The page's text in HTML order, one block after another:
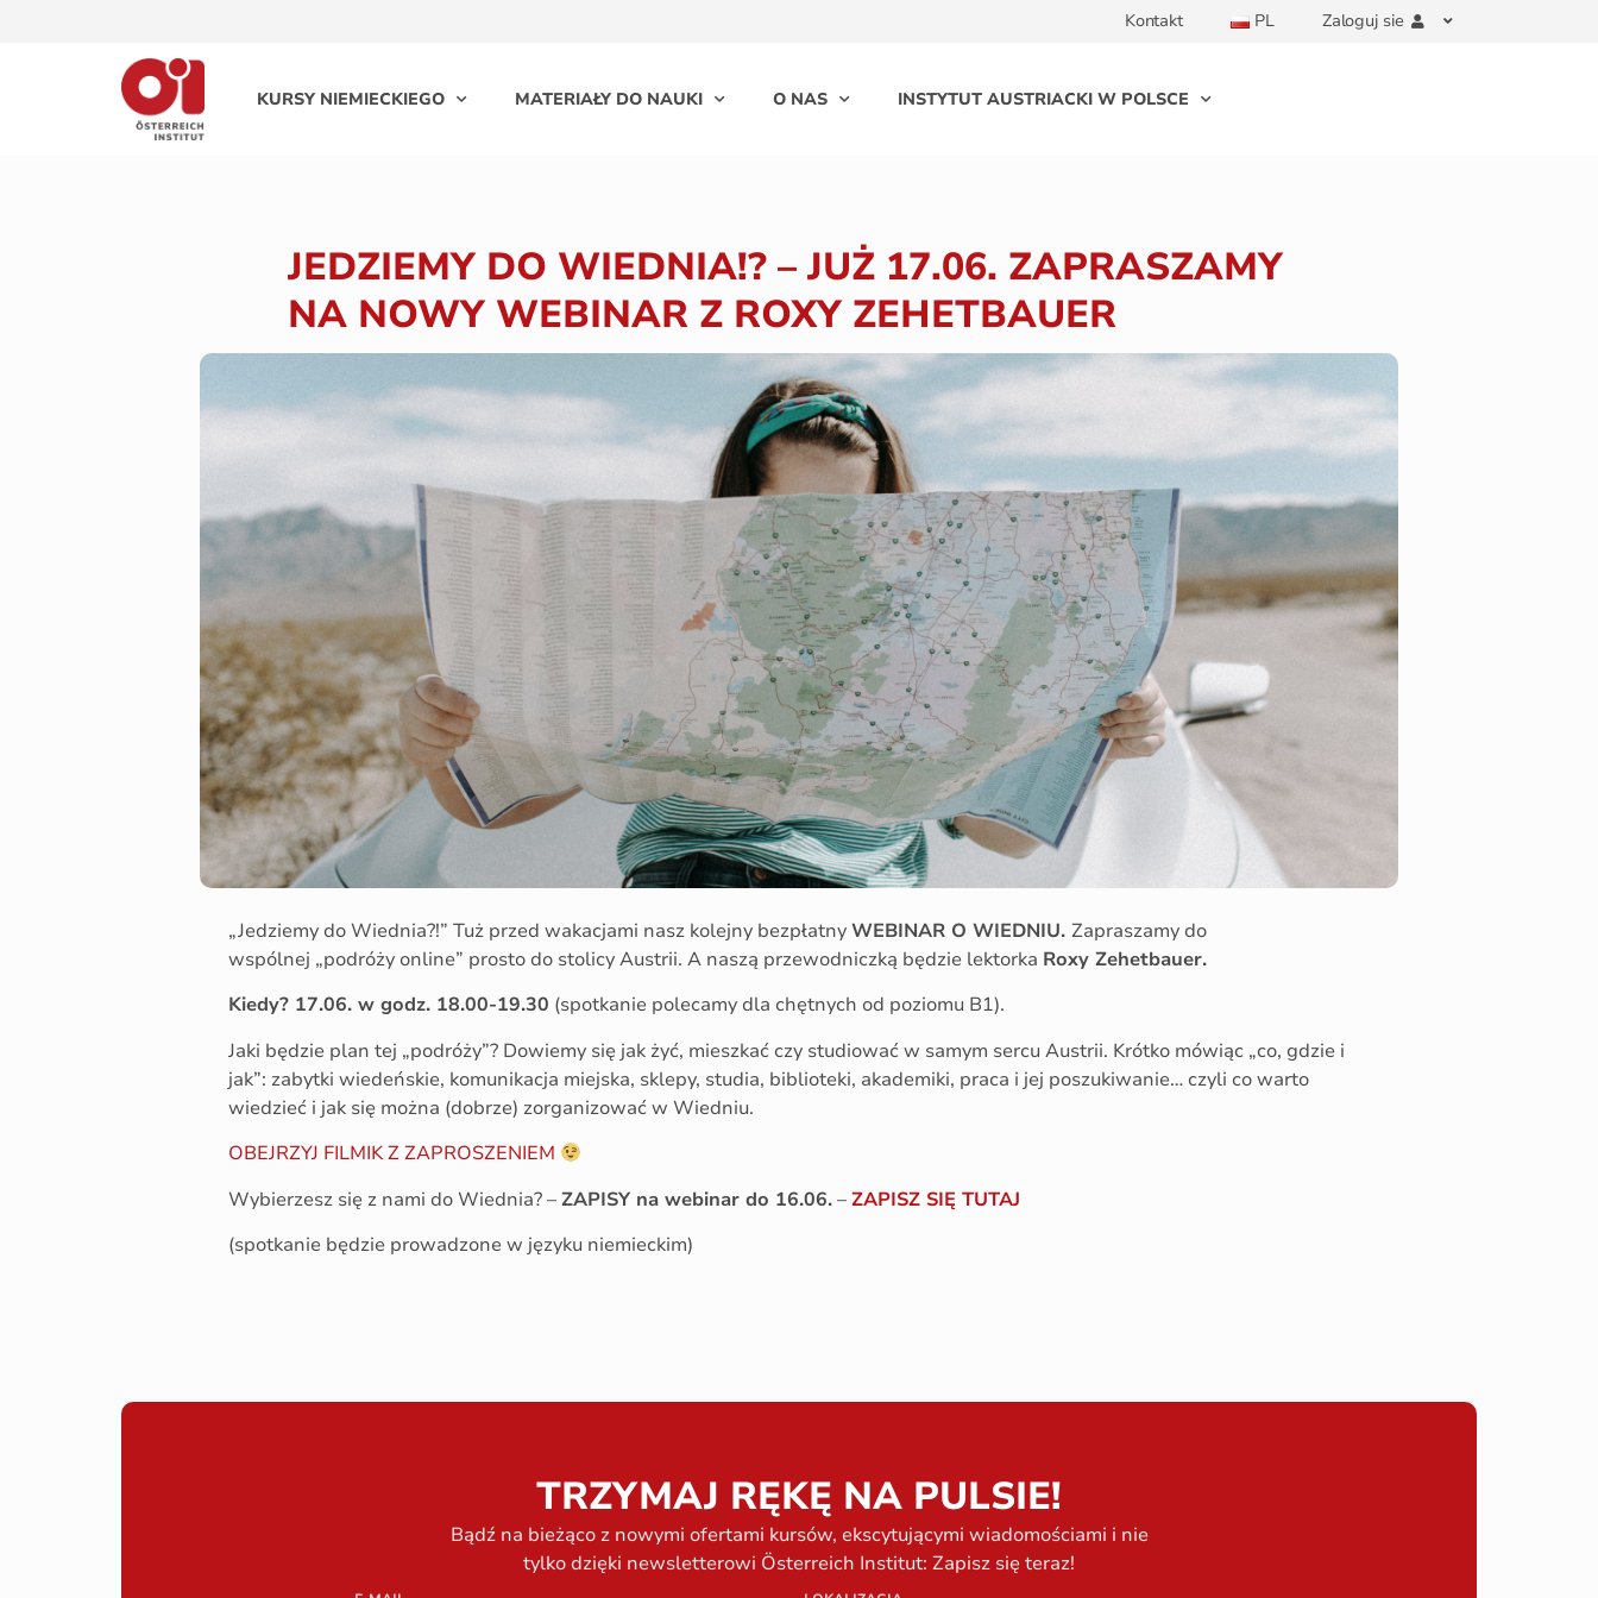
Kontakt PL Zaloguj sie
KURSY NIEMIECKIEGO MATERIAŁY DO NAUKI O NAS INSTYTUT AUSTRIACKI W POLSCE
JEDZIEMY DO WIEDNIA!? – JUŻ 17.06. ZAPRASZAMY
NA NOWY WEBINAR Z ROXY ZEHETBAUER
„Jedziemy do Wiednia?!” Tuż przed wakacjami nasz kolejny bezpłatnyWEBINAR O WIEDNIU. Zapraszamy do
wspólnej „podróży online” prosto do stolicy Austrii. A naszą przewodniczką będzie lektorka Roxy Zehetbauer.
Kiedy? 17.06. w godz. 18.00-19.30 (spotkanie polecamy dla chętnych od poziomu B1).
Jaki będzie plan tej „podróży”? Dowiemy się jak żyć, mieszkać czy studiować w samym sercu Austrii. Krótko mówiąc „co, gdzie i
jak”: zabytki wiedeńskie, komunikacja miejska, sklepy, studia, biblioteki, akademiki, praca i jej poszukiwanie… czyli co warto
wiedzieć i jak się można (dobrze) zorganizować w Wiedniu.
OBEJRZYJ FILMIK Z ZAPROSZENIEM
Wybierzesz się z nami do Wiednia? –ZAPISY na webinar do 16.06.–ZAPISZ SIĘ TUTAJ
(spotkanie będzie prowadzone w języku niemieckim)
TRZYMAJ RĘKĘ NA PULSIE!
Bądź na bieżąco z nowymi ofertami kursów, ekscytującymi wiadomościami i nie
tylko dzięki newsletterowi Österreich Institut: Zapisz się teraz!